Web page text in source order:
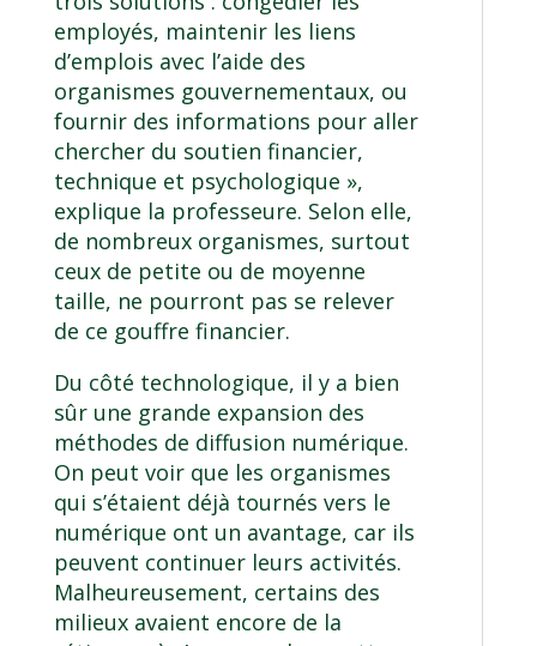
employés, maintenir les liens
d’emplois avec l’aide des
organismes gouvernementaux, ou
fournir des informations pour aller
chercher du soutien financier,
technique et psychologique »,
explique la professeure. Selon elle,
de nombreux organismes, surtout
ceux de petite ou de moyenne
taille, ne pourront pas se relever
de ce gouffre financier.
Du côté technologique, il y a bien
sûr une grande expansion des
méthodes de diffusion numérique.
On peut voir que les organismes
qui s’étaient déjà tournés vers le
numérique ont un avantage, car ils
peuvent continuer leurs activités.
Malheureusement, certains des
milieux avaient encore de la